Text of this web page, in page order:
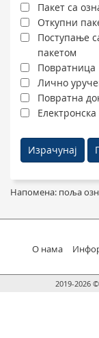
Пакет са
Откупни
Поступање
пакетом
Повратница
Лично
Повратна
Напомена: поља
О нама
2019-2026